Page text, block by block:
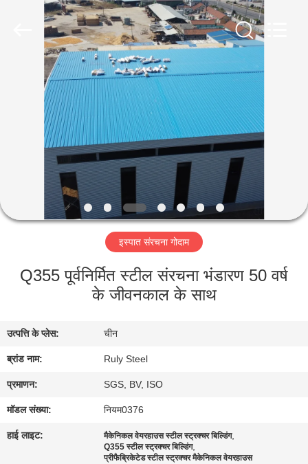
उत्पादों
वीडियो
वीआर
दिखाएँ
हमारे
कारखाना
भ्रमण
गुणवत्ता
इस्पात संरचना गोदाम
Q355 पूर्वनिर्मित स्टील संरचना भंडारण 50 वर्ष
के जीवनकाल के साथ
उत्पत्ति के प्लेस: चीन
ब्रांड नाम: Ruly Steel
प्रमाणन: SGS, BV, ISO
मॉडल संख्या: नियम0376
हाई लाइट: मैकेनिकल वेयरहाउस स्टील स्ट्रक्चर बिल्डिंग,
Q355 स्टील स्ट्रक्चर बिल्डिंग,
प्रीफैब्रिकेटेड स्टील स्ट्रक्चर मैकेनिकल वेयरहाउस